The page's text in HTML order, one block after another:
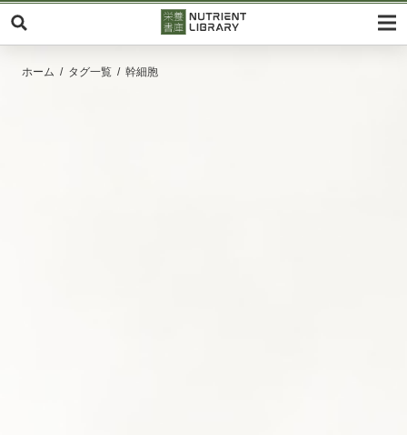
ホーム タグ一覧 幹細胞